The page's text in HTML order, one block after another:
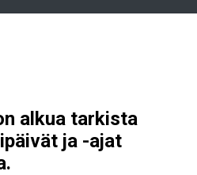
alkua tarkista
ja -ajat